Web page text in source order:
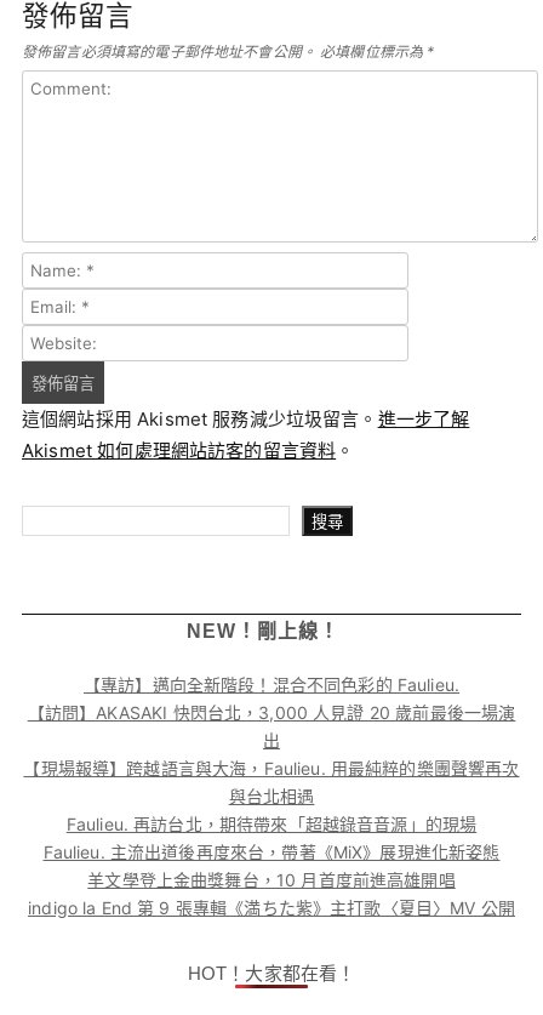
發佈留言
發佈留言必須填寫的電子郵件地址不會公開。 必填欄位標示為 *
這個網站採用 Akismet 服務減少垃圾留言。 進一步了解
Akismet 如何處理網站訪客的留言資料 。
搜尋
NEW！剛上線！
【專訪】邁向全新階段！混合不同色彩的 Faulieu.
【訪問】AKASAKI 快閃台北，3,000 人見證 20 歲前最後一場演
出
【現場報導】跨越語言與大海，Faulieu. 用最純粹的樂團聲響再次
與台北相遇
Faulieu. 再訪台北，期待帶來「超越錄音音源」的現場
Faulieu. 主流出道後再度來台，帶著《MiX》展現進化新姿態
羊文學登上金曲獎舞台，10 月首度前進高雄開唱
indigo la End 第 9 張專輯《満ちた紫》主打歌〈夏目〉MV 公開
HOT！大家都在看！